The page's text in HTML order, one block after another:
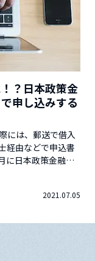
？日本政策金
申し込みする
には、郵送で借入
経由などで申込書
に日本政策金融公
ンターネットだけ
存知でしょう
ット申し込みをす
2021.07.05